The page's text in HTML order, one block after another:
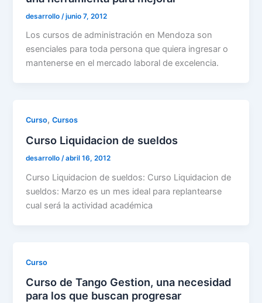
desarrollo /junio 7, 2012
Los cursos de administración en Mendoza son
esenciales para toda persona que quiera ingresar o
mantenerse en el mercado laboral de excelencia.
Curso,Cursos
Curso Liquidacion de sueldos
desarrollo/abril 16, 2012
Curso Liquidacion de sueldos: Curso Liquidacion de
sueldos: Marzo es un mes ideal para replantearse
cual será la actividad académica
Curso
Curso de Tango Gestion, una necesidad
para los que buscan progresar